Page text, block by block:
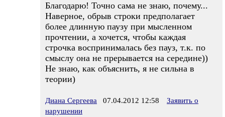
Благодарю! Точно сама не знаю, почему...
Наверное, обрыв строки предполагает
более длинную паузу при мысленном
прочтении, а хочется, чтобы каждая
строчка воспринималась без пауз, т.к. по
смыслу она не прерывается на середине))
Не знаю, как объяснить, я не сильна в
теории)
Диана Сергеева 07.04.2012 12:58
Заявить о
нарушении